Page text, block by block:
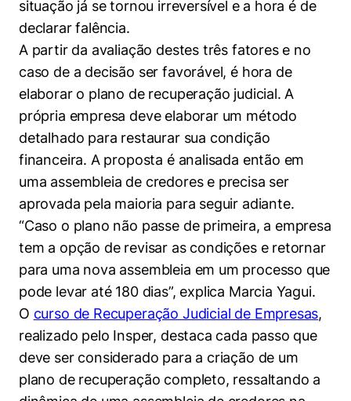
situação já se tornou irreversível e a hora é de
declarar falência.
A partir da avaliação destes três fatores e no
caso de a decisão ser favorável, é hora de
elaborar o plano de recuperação judicial. A
própria empresa deve elaborar um método
detalhado para restaurar sua condição
financeira. A proposta é analisada então em
uma assembleia de credores e precisa ser
aprovada pela maioria para seguir adiante.
“Caso o plano não passe de primeira, a empresa
tem a opção de revisar as condições e retornar
para uma nova assembleia em um processo que
pode levar até 180 dias”, explica Marcia Yagui.
O curso de Recuperação Judicial de Empresas,
realizado pelo Insper, destaca cada passo que
deve ser considerado para a criação de um
plano de recuperação completo, ressaltando a
Cookies estritamente necessários
Cookies de preferências de usuário